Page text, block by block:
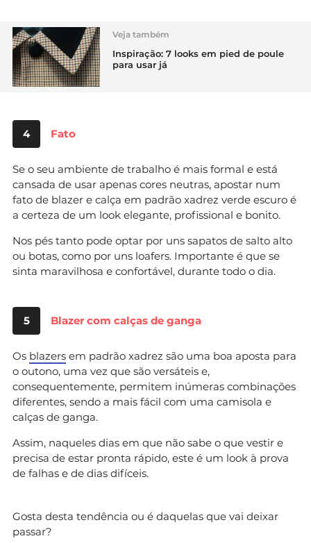
Veja também
Inspiração: 7 looks em pied de poule
para usar já
4 Fato
Se o seu ambiente de trabalho é mais formal e está
cansada de usar apenas cores neutras, apostar num
fato de blazer e calça em padrão xadrez verde escuro é
a certeza de um look elegante, profissional e bonito.
Nos pés tanto pode optar por uns sapatos de salto alto
ou botas, como por uns loafers. Importante é que se
sinta maravilhosa e confortável, durante todo o dia.
5 Blazer com calças de ganga
Os blazers em padrão xadrez são uma boa aposta para
o outono, uma vez que são versáteis e,
consequentemente, permitem inúmeras combinações
diferentes, sendo a mais fácil com uma camisola e
calças de ganga.
Assim, naqueles dias em que não sabe o que vestir e
precisa de estar pronta rápido, este é um look à prova
de falhas e de dias difíceis.
Gosta desta tendência ou é daquelas que vai deixar
passar?